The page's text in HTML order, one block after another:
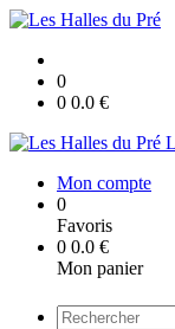
0
0 0.0 €
Mon compte
0
Favoris
0 0.0 €
Mon panier